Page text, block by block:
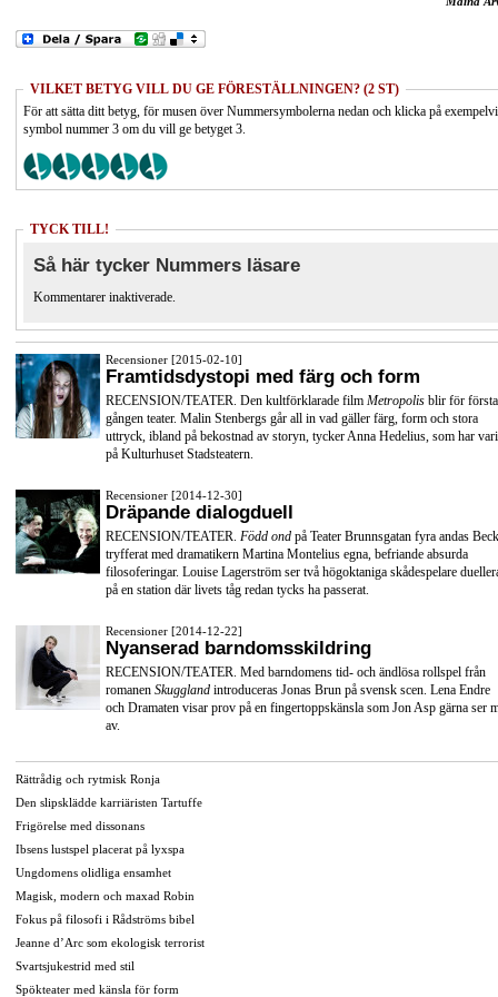
VILKET BETYG VILL DU GE FÖRESTÄLLNINGEN? (2 ST)
För att sätta ditt betyg, för musen över Nummersymbolerna nedan och klicka på
symbol nummer 3 om du vill ge betyget 3.
TYCK TILL!
Så här tycker Nummers läsare
Kommentarer inaktiverade.
Recensioner [2015-02-10]
Framtidsdystopi med färg och form
RECENSION/TEATER. Den kultförklarade film Metropolis blir för första
gången teater. Malin Stenbergs går all in vad gäller färg, form och stora
uttryck, ibland på bekostnad av storyn, tycker Anna Hedelius, som har
på Kulturhuset Stadsteatern.
Recensioner [2014-12-30]
Dräpande dialogduell
RECENSION/TEATER. Född ond på Teater Brunnsgatan fyra andas
tryfferat med dramatikern Martina Montelius egna, befriande absurda
filosoferingar. Louise Lagerström ser två högoktaniga skådespelare
på en station där livets tåg redan tycks ha passerat.
Recensioner [2014-12-22]
Nyanserad barndomsskildring
RECENSION/TEATER. Med barndomens tid- och ändlösa rollspel från
romanen Skuggland introduceras Jonas Brun på svensk scen. Lena Endre
och Dramaten visar prov på en fingertoppskänsla som Jon Asp gärna ser
av.
Rättrådig och rytmisk Ronja
Den slipsklädde karriäristen Tartuffe
Frigörelse med dissonans
Ibsens lustspel placerat på lyxspa
Ungdomens olidliga ensamhet
Magisk, modern och maxad Robin
Fokus på filosofi i Rådströms bibel
Jeanne d’Arc som ekologisk terrorist
Svartsjukestrid med stil
Spökteater med känsla för form